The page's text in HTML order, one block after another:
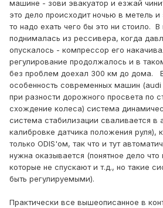
машине - зови эвакуатор и езжай
это дело происходит ночью в метель и
то надо ехать чего бы это ни стоило.
поднималась из рессивера, когда
опускалось - компрессор его
регулирование продолжалось и в
без проблем доехал 300 км до дома.
особенность современных машин (audi
при разности дорожного просвета по
схождение колеса) система
система стабилизации сваливается
калибровке датчика положения руля),
только ODIS'ом, так что и тут
нужна оказывается (понятное дело
которые не спускают и т.д., но такие
быть регулируемыми).
Практически все вышеописанное в